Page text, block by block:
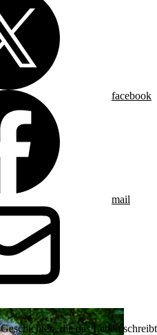
facebook
mail
Geschichten, die das Leben schreibt